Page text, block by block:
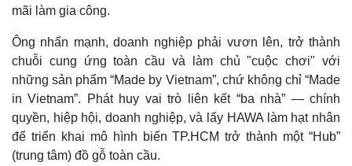
Kinh tế
Khởi nghiệp
Tiêu dùng
Tỷ giá
Chứng khoán
Giá cà phê
mãi làm gia công.
Ông nhấn mạnh, doanh nghiệp phải vươn lên, trở thành
chuỗi cung ứng toàn cầu và làm chủ "cuộc chơi" với
những sản phẩm “Made by Vietnam”, chứ không chỉ “Made
in Vietnam”. Phát huy vai trò liên kết “ba nhà” — chính
quyền, hiệp hội, doanh nghiệp, và lấy HAWA làm hạt nhân
để triển khai mô hình biến TP.HCM trở thành một “Hub”
(trung tâm) đồ gỗ toàn cầu.